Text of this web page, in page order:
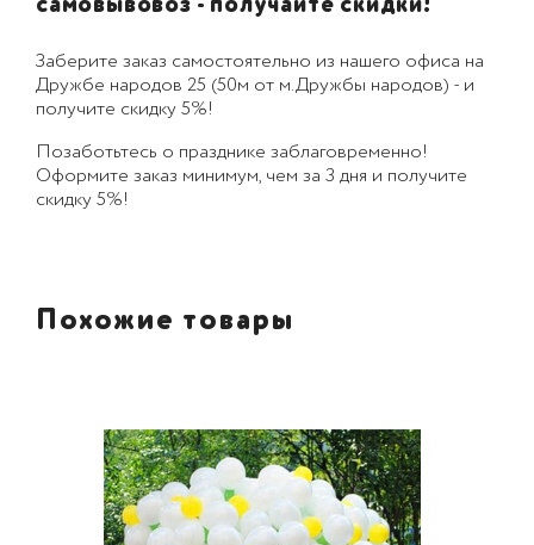
Заберите заказ самостоятельно из нашего офиса на
Дружбе народов 25 (50м от м.Дружбы народов) - и
получите скидку 5%!
Позаботьтесь о празднике заблаговременно!
Оформите заказ минимум, чем за 3 дня и получите
скидку 5%!
Похожие товары